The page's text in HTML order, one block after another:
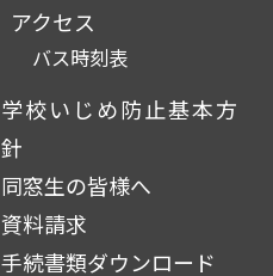
アクセス
バス時刻表
学校いじめ防止基本方
針
同窓生の皆様へ
資料請求
手続書類ダウンロード